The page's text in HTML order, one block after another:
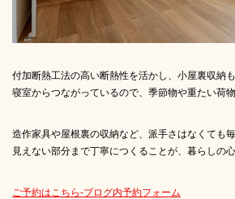
付加断熱工法の高い断熱性を活かし、小屋裏収納も
寝室からつながっているので、季節物や重たい荷
造作家具や屋根裏の収納など、派手さはなくても
見えない部分まで丁寧につくることが、暮らしの
ご予約はこちら-ブログ内予約フォーム